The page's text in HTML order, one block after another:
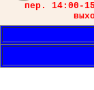
пер. 14:00-